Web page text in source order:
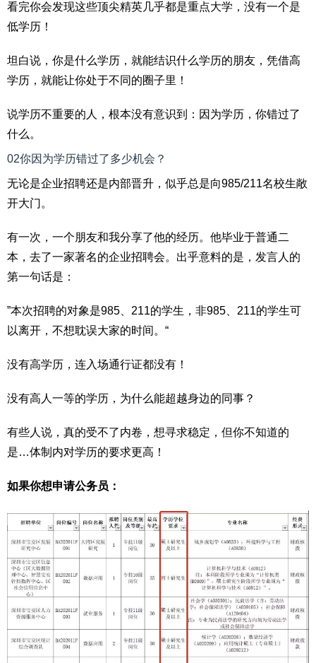
看完你会发现这些顶尖精英几乎都是重点大学，没有一个是
低学历！
坦白说，你是什么学历，就能结识什么学历的朋友，凭借高
学历，就能让你处于不同的圈子里！
说学历不重要的人，根本没有意识到：因为学历，你错过了
什么。
02你因为学历错过了多少机会？
无论是企业招聘还是内部晋升，似乎总是向985/211名校生敞
开大门。
有一次，一个朋友和我分享了他的经历。他毕业于普通二
本，去了一家著名的企业招聘会。出乎意料的是，发言人的
第一句话是：
”本次招聘的对象是985、211的学生，非985、211的学生可
以离开，不想耽误大家的时间。“
没有高学历，连入场通行证都没有！
没有高人一等的学历，为什么能超越身边的同事？
有些人说，真的受不了内卷，想寻求稳定，但你不知道的
是…体制内对学历的要求更高！
如果你想申请公务员：